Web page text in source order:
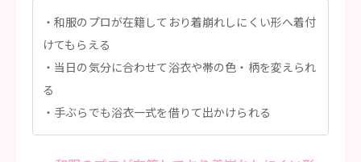
和服のプロが在籍しており着崩れしにくい形へ着付
けてもらえる
当日の気分に合わせて浴衣や帯の色・柄を変えられ
る
手ぶらでも浴衣一式を借りて出かけられる